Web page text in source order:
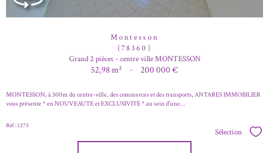
Montesson
(78360)
Grand 2 pièces - centre ville MONTESSON
52,98 m² - 200 000 €
MONTESSON, à 500m du centre-ville, des commerces et des transports, ANTARES IMMOBILIER
vous présente * en NOUVEAUTE et EXCLUSIVITE * au sein d'une...
Réf : 1275
Sélection